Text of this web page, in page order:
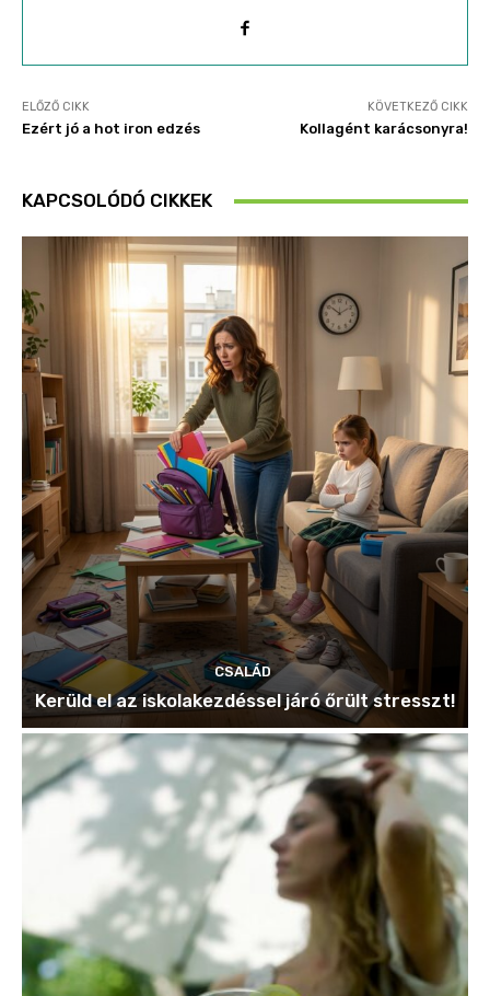
ELŐZŐ CIKK
Ezért jó a hot iron edzés
KÖVETKEZŐ CIKK
Kollagént karácsonyra!
KAPCSOLÓDÓ CIKKEK
CSALÁD
Kerüld el az iskolakezdéssel járó őrült stresszt!